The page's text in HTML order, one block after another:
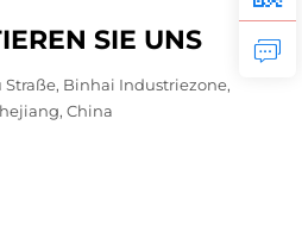
SIE UNS
Binhai Industriezone,
China